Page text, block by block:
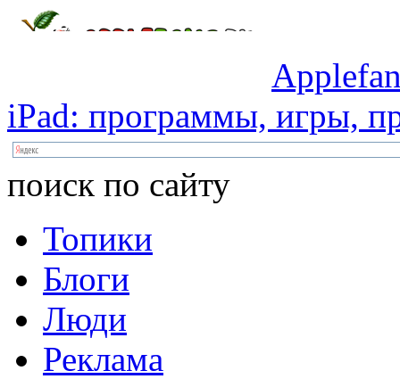
iPad: программы, игры,
поиск по сайту
Топики
Блоги
Люди
Реклама